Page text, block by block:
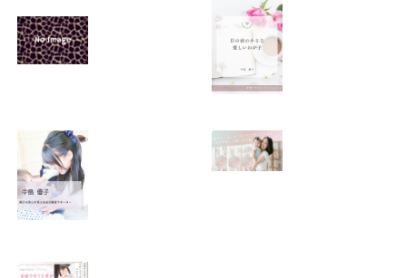
2026.01.11 2026.01.08
りますように